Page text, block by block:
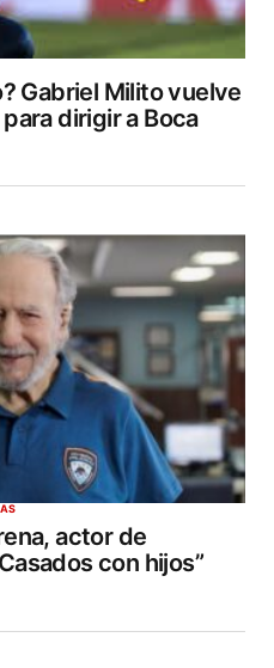
Gabriel Milito vuelve
dirigir a Boca
actor de
con hijos”